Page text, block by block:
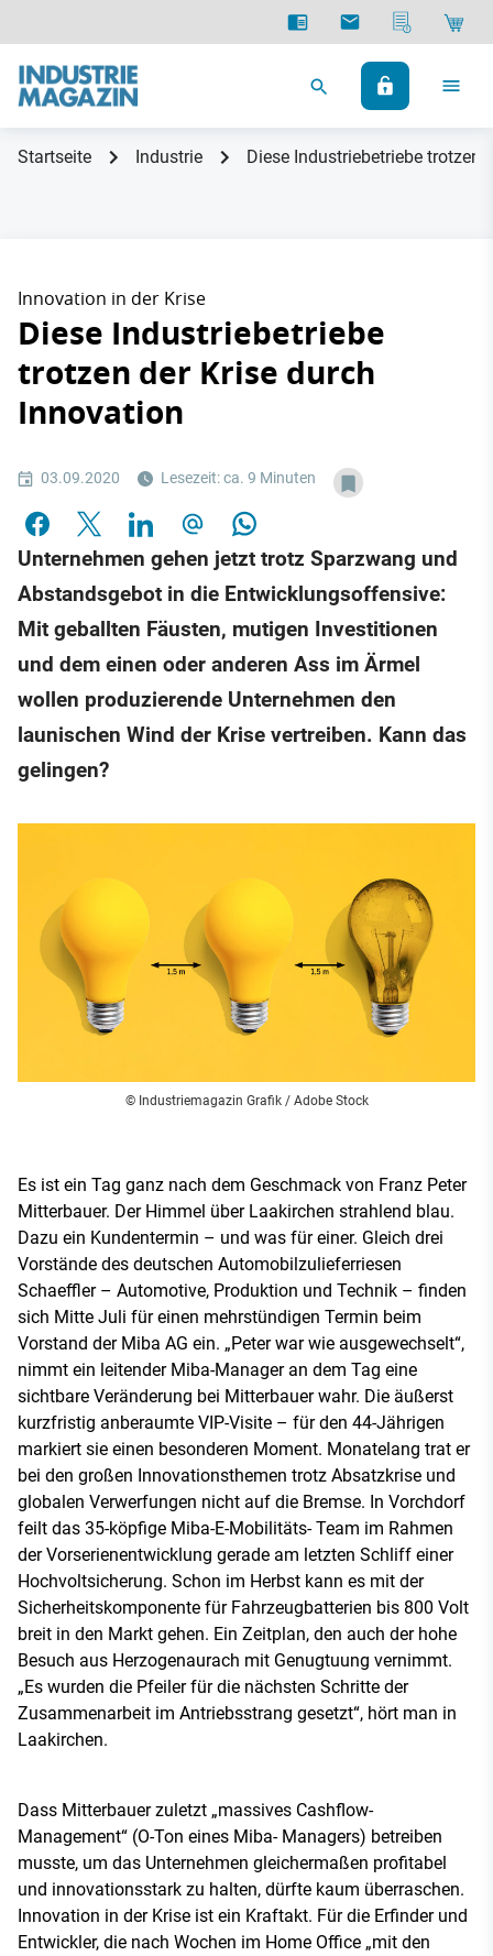
Startseite Industrie Diese Industriebetriebe trotzen
Innovation in der Krise
Diese Industriebetriebe
trotzen der Krise durch
Innovation
03.09.2020 Lesezeit: ca. 9 Minuten
Unternehmen gehen jetzt trotz Sparzwang und
Abstandsgebot in die Entwicklungsoffensive:
Mit geballten Fäusten, mutigen Investitionen
und dem einen oder anderen Ass im Ärmel
wollen produzierende Unternehmen den
launischen Wind der Krise vertreiben. Kann das
gelingen?
© Industriemagazin Grafik / Adobe Stock
Es ist ein Tag ganz nach dem Geschmack von Franz Peter
Mitterbauer. Der Himmel über Laakirchen strahlend blau.
Dazu ein Kundentermin – und was für einer. Gleich drei
Vorstände des deutschen Automobilzulieferriesen
Schaeffler – Automotive, Produktion und Technik – finden
sich Mitte Juli für einen mehrstündigen Termin beim
Vorstand der Miba AG ein. „Peter war wie ausgewechselt“,
nimmt ein leitender Miba-Manager an dem Tag eine
sichtbare Veränderung bei Mitterbauer wahr. Die äußerst
kurzfristig anberaumte VIP-Visite – für den 44-Jährigen
markiert sie einen besonderen Moment. Monatelang trat er
bei den großen Innovationsthemen trotz Absatzkrise und
globalen Verwerfungen nicht auf die Bremse. In Vorchdorf
feilt das 35-köpfige Miba-E-Mobilitäts- Team im Rahmen
der Vorserienentwicklung gerade am letzten Schliff einer
Hochvoltsicherung. Schon im Herbst kann es mit der
Sicherheitskomponente für Fahrzeugbatterien bis 800 Volt
breit in den Markt gehen. Ein Zeitplan, den auch der hohe
Besuch aus Herzogenaurach mit Genugtuung vernimmt.
„Es wurden die Pfeiler für die nächsten Schritte der
Zusammenarbeit im Antriebsstrang gesetzt“, hört man in
Laakirchen.
Dass Mitterbauer zuletzt „massives Cashflow-
Management“ (O-Ton eines Miba- Managers) betreiben
musste, um das Unternehmen gleichermaßen profitabel
und innovationsstark zu halten, dürfte kaum überraschen.
Innovation in der Krise ist ein Kraftakt. Für die Erfinder und
Entwickler, die nach Wochen im Home Office „mit den